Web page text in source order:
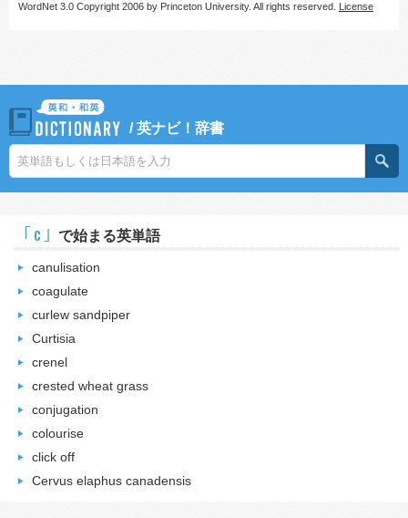
WordNet 3.0 Copyright 2006 by Princeton University. All rights reserved. License
/英ナビ！辞書
｢c｣ で始まる英単語
canulisation
coagulate
curlew sandpiper
Curtisia
crenel
crested wheat grass
conjugation
colourise
click off
Cervus elaphus canadensis